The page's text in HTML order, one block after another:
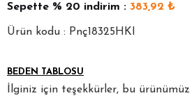
Sepette % 20 indirim : 383,92 ₺
Ürün kodu : Pnç18325HKI
BEDEN TABLOSU
İlginiz için teşekkürler, bu